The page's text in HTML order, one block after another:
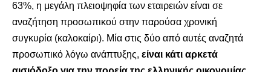
63%, η μεγάλη πλειοψηφία των εταιρειών είναι σε
αναζήτηση προσωπικού στην παρούσα χρονική
συγκυρία (καλοκαίρι). Μία στις δύο από αυτές αναζητά
προσωπικό λόγω ανάπτυξης, είναι κάτι αρκετά